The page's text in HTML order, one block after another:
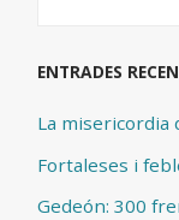
ENTRADES
La misericordia
Fortaleses i
Gedeón: 300